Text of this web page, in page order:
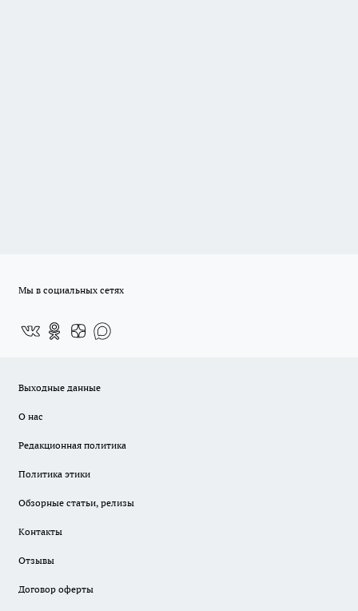
Мы в социальных сетях
Выходные данные
О нас
Редакционная политика
Политика этики
Обзорные статьи, релизы
Контакты
Отзывы
Договор оферты